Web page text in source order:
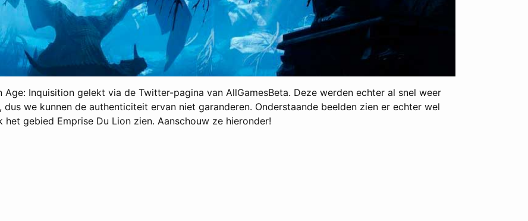
Inquisition gelekt via de Twitter-pagina van AllGamesBeta. Deze werden echter al snel weer
we kunnen de authenticiteit ervan niet garanderen. Onderstaande beelden zien er echter wel
gebied Emprise Du Lion zien. Aanschouw ze hieronder!